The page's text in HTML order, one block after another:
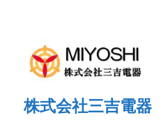
株式会社三吉電器